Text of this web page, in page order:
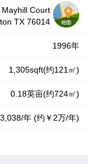
Court
TX 76014
1996年
1,305sqft(约121㎡)
0.18英亩(约724㎡)
/年 (约 ￥2万/年)